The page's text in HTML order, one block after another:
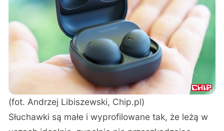
(fot. Andrzej Libiszewski, Chip.pl)
Słuchawki są małe i wyprofilowane tak, że leżą w